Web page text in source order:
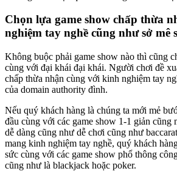
Chọn lựa game show chấp thừa
nghiệm tay nghề cũng như sở mê
Không buộc phải game show nào thì cũng
cùng với đại khái đại khái. Người chơi đề
chấp thừa nhận cùng với kinh nghiệm tay
của domain authority đình.
Nếu quý khách hàng là chúng ta mới mẻ
đầu cùng với các game show 1-1 giản cũng
dễ dàng cũng như dễ chơi cũng như
mang kinh nghiệm tay nghề, quý khách
sức cùng với các game show phổ thông
cũng như là blackjack hoặc poker.